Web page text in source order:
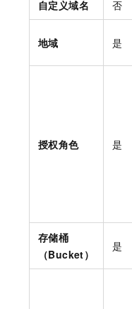
自定义域名 否
地域 是
授权角色 是
存储桶
（Bucket）
是